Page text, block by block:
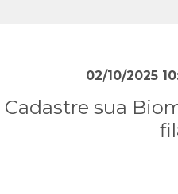
02/10/2025
Cadastre sua